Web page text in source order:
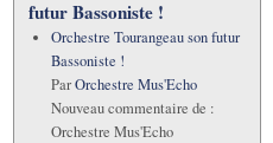
futur Bassoniste !
Orchestre Tourangeau son futur
Bassoniste !
ParOrchestre Mus'Echo
Nouveau commentaire de :
Orchestre Mus'Echo